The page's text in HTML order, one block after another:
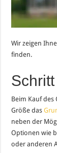
Wir zeigen
finden.
Beim Kauf des
Größe das
neben der
Optionen wie
oder anderen